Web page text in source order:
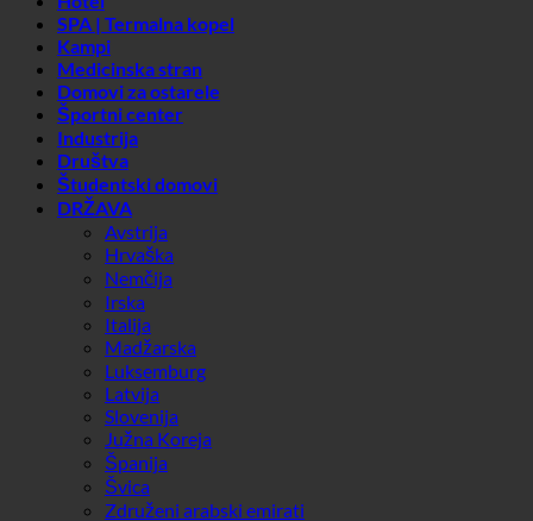
Študentski domovi
DRŽAVA
Avstrija
Hrvaška
Nemčija
Irska
Italija
Madžarska
Luksemburg
Latvija
Slovenija
Južna Koreja
Španija
Švica
Združeni arabski emirati
Splošni filtri
Učinek 7 v 1